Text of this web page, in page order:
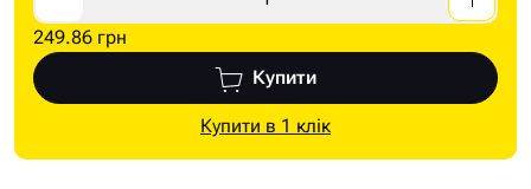
images
gallery
images
gallery
249.86 грн
Купити
Купити в 1 клік